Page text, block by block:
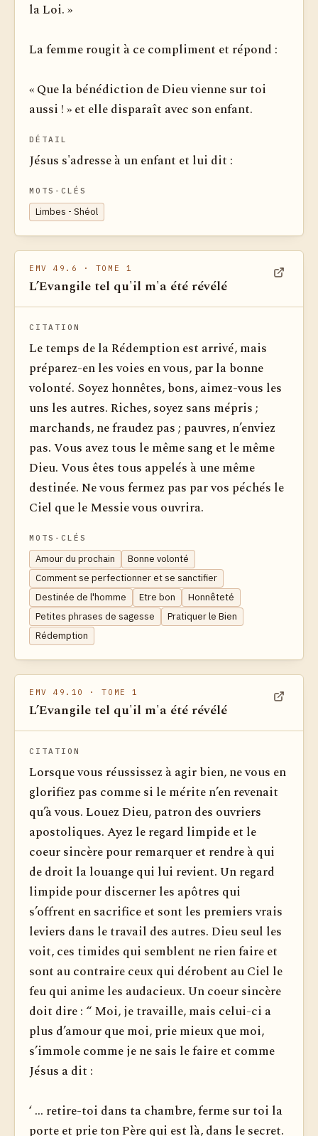
la Loi. »
La femme rougit à ce compliment et répond :
« Que la bénédiction de Dieu vienne sur toi
aussi ! » et elle disparaît avec son enfant.
DÉTAIL
Jésus s'adresse à un enfant et lui dit :
MOTS-CLÉS
Limbes - Shéol
EMV 49.6 · TOME 1
L’Evangile tel qu'il m'a été révélé
CITATION
Le temps de la Rédemption est arrivé, mais
préparez-en les voies en vous, par la bonne
volonté. Soyez honnêtes, bons, aimez-vous les
uns les autres. Riches, soyez sans mépris ;
marchands, ne fraudez pas ; pauvres, n’enviez
pas. Vous avez tous le même sang et le même
Dieu. Vous êtes tous appelés à une même
destinée. Ne vous fermez pas par vos péchés le
Ciel que le Messie vous ouvrira.
MOTS-CLÉS
Amour du prochain
Bonne volonté
Comment se perfectionner et se sanctifier
Destinée de l'homme
Etre bon
Honnêteté
Petites phrases de sagesse
Pratiquer le Bien
Rédemption
EMV 49.10 · TOME 1
L’Evangile tel qu'il m'a été révélé
CITATION
Lorsque vous réussissez à agir bien, ne vous en
glorifiez pas comme si le mérite n’en revenait
qu’à vous. Louez Dieu, patron des ouvriers
apostoliques. Ayez le regard limpide et le
coeur sincère pour remarquer et rendre à qui
de droit la louange qui lui revient. Un regard
limpide pour discerner les apôtres qui
s’offrent en sacrifice et sont les premiers vrais
leviers dans le travail des autres. Dieu seul les
voit, ces timides qui semblent ne rien faire et
sont au contraire ceux qui dérobent au Ciel le
feu qui a­nime les audacieux. Un coeur sincère
doit dire : “ Moi, je travaille, mais celui-ci a
plus d’amour que moi, prie mieux que moi,
s’immole comme je ne sais le faire et comme
Jésus a dit :
‘ ... re­tire-toi dans ta chambre, ferme sur toi la
porte et prie ton Père qui est là, dans le secret.